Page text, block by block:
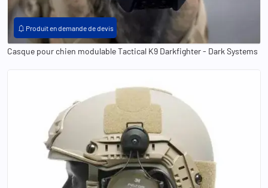
notifications Produit en demande de devis
Casque pour chien modulable Tactical K9 Darkfighter - Dark Systems